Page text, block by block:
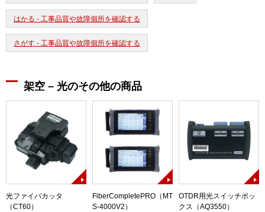
はかる - 工事品質や故障個所を確認する
さがす - 工事品質や故障個所を確認する
架空 – 光のその他の商品
光ファイバカッタ
（CT60）
FiberCompletePRO（MT
S-4000V2）
OTDR用光スイッチボッ
クス（AQ3550）